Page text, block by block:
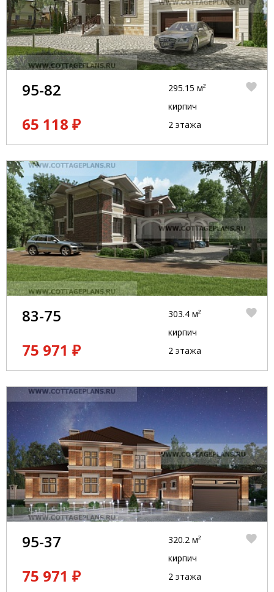
95-82
65 118 ₽
295.15 м²
кирпич
2 этажа
83-75
75 971 ₽
303.4 м²
кирпич
2 этажа
95-37
75 971 ₽
320.2 м²
кирпич
2 этажа